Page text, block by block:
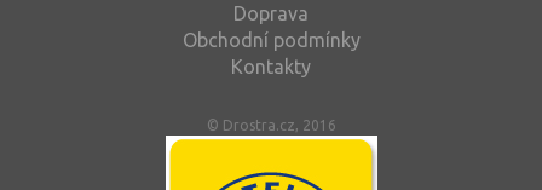
Doprava
Obchodní podmínky
Kontakty
© Drostra.cz, 2016